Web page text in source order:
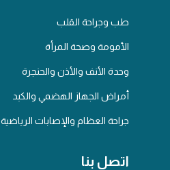
طب وجراحة القلب
الأمومة وصحة المرأة
وحدة الأنف والأذن والحنجرة
أمراض الجهاز الهضمي والكبد
جراحة العظام والإصابات الرياضية
اتصل بنا